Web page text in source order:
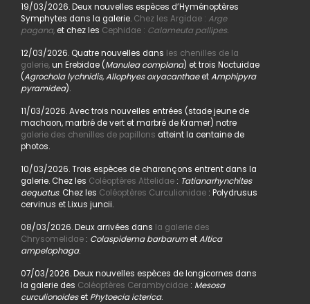
19/03/2026. Deux nouvelles espèces d’Hyménoptères
Symphytes dans la galerie. Chez les Argidae : Arge
pagana,et chez les Cephidae : Calameuta pallipes.
12/03/2026. Quatre nouvelles dans les chenilles de la
galerie,un Erebidae (Manulea complana) et trois Noctuidae
(Agrochola lychnidis, Allophyes oxyacanthaeetAmphipyra
pyramidea).
11/03/2026. Avec trois nouvelles entrées (stade jeune de
machaon, marbré de vert et marbré de Kramer) notre
galerie des chenilles de papillons atteint la centaine de
photos.
10/03/2026. Trois espèces de charançons entrent dans la
galerie. Chez les Coléoptères Attelidae: Tatianarhynchites
aequatus. Chez les Coléoptères Curculionidae: Polydrusus
cervinus et Lixus juncii.
08/03/2026. Deux arrivées dans la galerie des
Chrysomelidae: Colaspidema barbarumetAltica
ampelophaga.
07/03/2026. Deux nouvelles espèces de longicornes dans
la galerie des Coléoptères Cerambycidae: Mesosa
curculionoideset Phytoecia icterica.